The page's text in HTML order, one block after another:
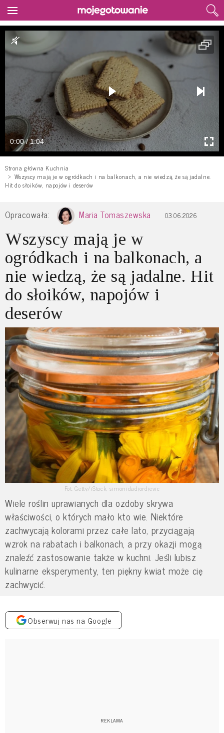
0:00 / 1:04
Strona główna Kuchnia
Wszyscy mają je w ogródkach i na balkonach, a nie wiedzą, że są jadalne.
Hit do słoików, napojów i deserów
Opracowała: Maria Tomaszewska 03.06.2026
Wszyscy mają je w
ogródkach i na balkonach, a
nie wiedzą, że są jadalne. Hit
do słoików, napojów i
deserów
Fot. Getty/iStock, simonidadjordjevic
Wiele roślin uprawianych dla ozdoby skrywa
właściwości, o których mało kto wie. Niektóre
zachwycają kolorami przez całe lato, przyciągają
wzrok na rabatach i balkonach, a przy okazji mogą
znaleźć zastosowanie także w kuchni. Jeśli lubisz
kulinarne eksperymenty, ten piękny kwiat może cię
zachwycić.
Obserwuj nas na Google